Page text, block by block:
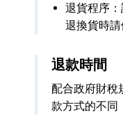
退貨程序
退換貨時
退款時間
配合政府財稅
款方式的不同